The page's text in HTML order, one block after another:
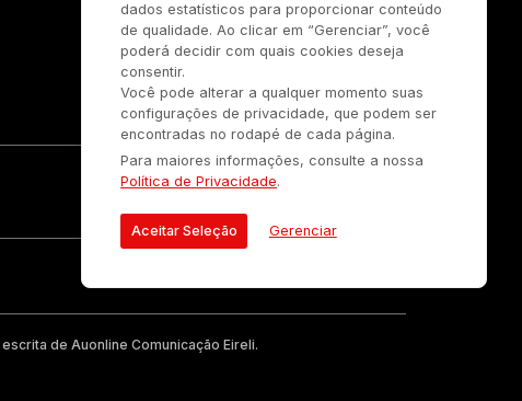
de Auonline Comunicação Eireli.
dados estatísticos para proporcionar conteúdo
de qualidade. Ao clicar em “Gerenciar”, você
poderá decidir com quais cookies deseja
consentir.
Você pode alterar a qualquer momento suas
configurações de privacidade, que podem ser
encontradas no rodapé de cada página.
Para maiores informações, consulte a nossa
Política de Privacidade.
Aceitar Seleção Gerenciar